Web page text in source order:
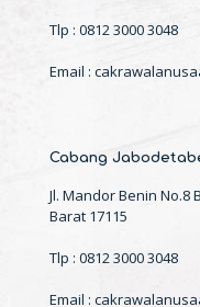
Tlp : 0812 3000 3048
Email :
Cabang
Jl. Mandor Benin No.8
Barat 17115
Tlp : 0812 3000 3048
Email :